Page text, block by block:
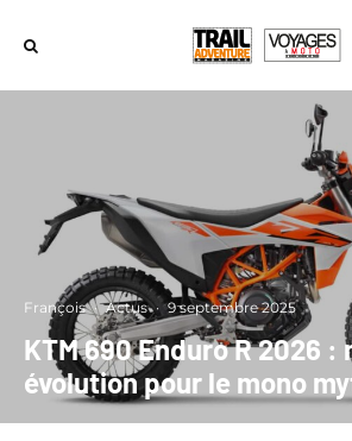
François · Actus · 9 septembre 2025
KTM 690 Enduro R 2026 :
évolution pour le mono